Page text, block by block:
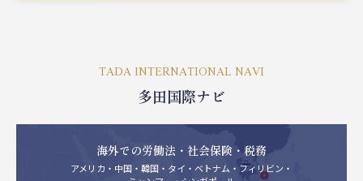
TADA INTERNATIONAL NAVI
多田国際ナビ
海外での労働法・社会保険・税務
アメリカ・中国・韓国・タイ・ベトナム・フィリビン・